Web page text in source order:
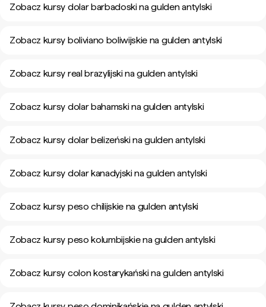
Zobacz kursy dolar barbadoski na gulden antylski
Zobacz kursy boliviano boliwijskie na gulden antylski
Zobacz kursy real brazylijski na gulden antylski
Zobacz kursy dolar bahamski na gulden antylski
Zobacz kursy dolar belizeński na gulden antylski
Zobacz kursy dolar kanadyjski na gulden antylski
Zobacz kursy peso chilijskie na gulden antylski
Zobacz kursy peso kolumbijskie na gulden antylski
Zobacz kursy colon kostarykański na gulden antylski